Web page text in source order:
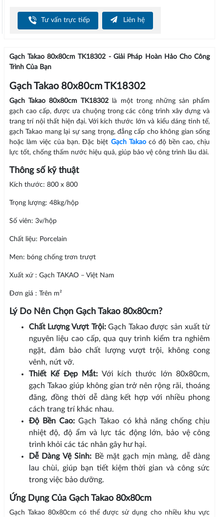
Tư vấn trực tiếp Liên hệ
Gạch Takao 80x80cm TK18302 - Giải Pháp Hoàn Hảo Cho Công
Trình Của Bạn
Gạch Takao 80x80cm TK18302
Gạch Takao 80x80cm TK18302
là một trong những sản phẩm
gạch cao cấp, được ưa chuộng trong các công trình xây dựng và
trang trí nội thất hiện đại. Với kích thước lớn và kiểu dáng tinh tế,
gạch Takao mang lại sự sang trọng, đẳng cấp cho không gian sống
hoặc làm việc của bạn. Đặc biệt Gạch Takaocó độ bền cao, chịu
lực tốt, chống thấm nước hiệu quả, giúp bảo vệ công trình lâu dài.
Thông số kỹ thuật
Kích thước: 800 x 800
Trọng lượng: 48kg/hộp
Số viên: 3v/hộp
Chất liệu: Porcelain
Men: bóng chống trơn trượt
Xuất xứ : Gạch TAKAO – Việt Nam
Đơn giá : Trên m²
Lý Do Nên Chọn Gạch Takao 80x80cm?
Chất Lượng Vượt Trội:Gạch Takao được sản xuất từ
nguyên liệu cao cấp, qua quy trình kiểm tra nghiêm
ngặt, đảm bảo chất lượng vượt trội, không cong
vênh, nứt vỡ.
Thiết Kế Đẹp Mắt: Với kích thước lớn 80x80cm,
gạch Takao giúp không gian trở nên rộng rãi, thoáng
đãng, đồng thời dễ dàng kết hợp với nhiều phong
cách trang trí khác nhau.
Độ Bền Cao: Gạch Takao có khả năng chống chịu
nhiệt độ, độ ẩm và lực tác động lớn, bảo vệ công
trình khỏi các tác nhân gây hư hại.
Dễ Dàng Vệ Sinh: Bề mặt gạch mịn màng, dễ dàng
lau chùi, giúp bạn tiết kiệm thời gian và công sức
trong việc bảo dưỡng.
Ứng Dụng Của Gạch Takao 80x80cm
Gạch Takao 80x80cm có thể được sử dụng cho nhiều khu vực